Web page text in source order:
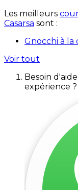
Les meilleurs
Casarsa sont :
Gnocchi à
Voir tout
Besoin
expérience